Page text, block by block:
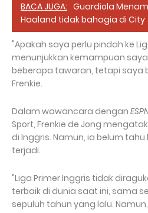
BACA JUGA: Guardiola
Haaland tidak bahagia di City
"Apakah saya perlu pindah ke
menunjukkan kemampuan
beberapa tawaran, tetapi saya
Frenkie.
Dalam wawancara dengan
Sport, Frenkie de Jong
di Inggris. Namun, ia belum
terjadi.
"Liga Primer Inggris tidak
terbaik di dunia saat ini, sama
sepuluh tahun yang lalu.